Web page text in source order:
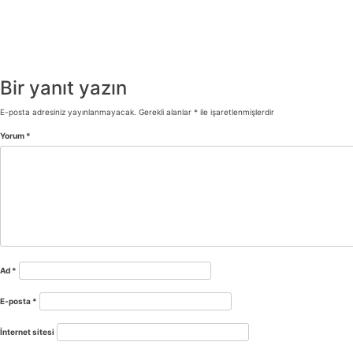
Bir yanıt yazın
E-posta adresiniz yayınlanmayacak. Gerekli alanlar * ile işaretlenmişlerdir
Yorum *
Ad *
E-posta *
İnternet sitesi